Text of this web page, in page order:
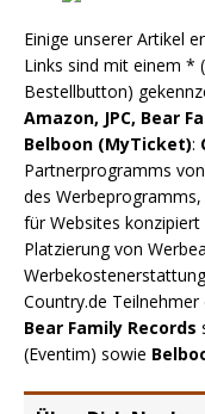
Einige unserer Artikel
Links sind mit einem *
Bestellbutton)
Amazon, JPC, Bear
Belboon (MyTicket):
Partnerprogramms von
des
für Websites
Platzierung von
Country.de
Bear Family Records
(Eventim) sowie